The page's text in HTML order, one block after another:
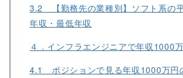
3.2 【勤務先の業種別】ソフト系の
年収・最低年収
４．インフラエンジニアで年収1000
4.1 ポジションで見る年収1000万円